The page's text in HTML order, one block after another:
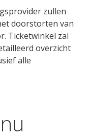
zullen
doorstorten van
Ticketwinkel zal
overzicht
alle